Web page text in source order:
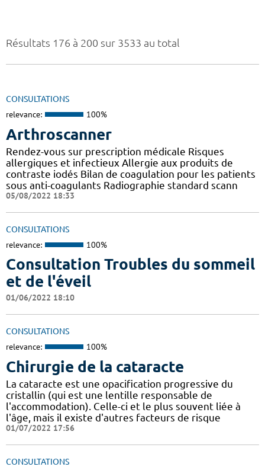
Résultats 176 à 200 sur 3533 au total
CONSULTATIONS
relevance: 100%
Arthroscanner
Rendez-vous sur prescription médicale Risques
allergiques et infectieux Allergie aux produits de
contraste iodés Bilan de coagulation pour les patients
sous anti-coagulants Radiographie standard scann
05/08/2022 18:33
CONSULTATIONS
relevance: 100%
Consultation Troubles du sommeil
et de l'éveil
01/06/2022 18:10
CONSULTATIONS
relevance: 100%
Chirurgie de la cataracte
La cataracte est une opacification progressive du
cristallin (qui est une lentille responsable de
l'accommodation). Celle-ci et le plus souvent liée à
l'âge, mais il existe d'autres facteurs de risque
01/07/2022 17:56
CONSULTATIONS